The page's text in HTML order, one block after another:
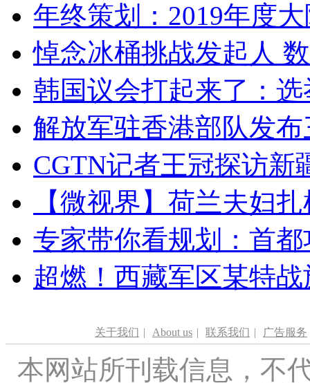
年终策划：2019年度
悼念冰桶挑战发起人
韩国议会打起来了：
解放军驻香港部队发
CGTN记者王冠探访新
【微视界】荷兰夫妇
专家带你看规划：首
超燃！西藏军区某特
关于我们 | About us | 联系我们 | 广告服务
本网站所刊载信息，不